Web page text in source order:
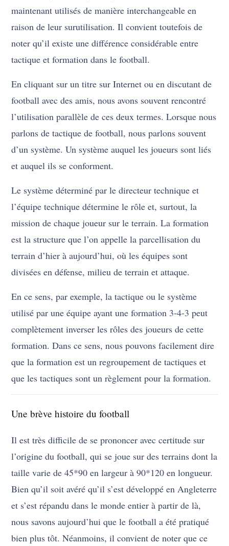
maintenant utilisés de manière interchangeable en
raison de leur surutilisation. Il convient toutefois de
noter qu’il existe une différence considérable entre
tactique et formation dans le football.
En cliquant sur un titre sur Internet ou en discutant de
football avec des amis, nous avons souvent rencontré
l’utilisation parallèle de ces deux termes. Lorsque nous
parlons de tactique de football, nous parlons souvent
d’un système. Un système auquel les joueurs sont liés
et auquel ils se conforment.
Le système déterminé par le directeur technique et
l’équipe technique détermine le rôle et, surtout, la
mission de chaque joueur sur le terrain. La formation
est la structure que l’on appelle la parcellisation du
terrain d’hier à aujourd’hui, où les équipes sont
divisées en défense, milieu de terrain et attaque.
En ce sens, par exemple, la tactique ou le système
utilisé par une équipe ayant une formation 3-4-3 peut
complètement inverser les rôles des joueurs de cette
formation. Dans ce sens, nous pouvons facilement dire
que la formation est un regroupement de tactiques et
que les tactiques sont un règlement pour la formation.
Une brève histoire du football
Il est très difficile de se prononcer avec certitude sur
l’origine du football, qui se joue sur des terrains dont la
taille varie de 45*90 en largeur à 90*120 en longueur.
Bien qu’il soit avéré qu’il s’est développé en Angleterre
et s’est répandu dans le monde entier à partir de là,
nous savons aujourd’hui que le football a été pratiqué
bien plus tôt. Néanmoins, il convient de noter que ce